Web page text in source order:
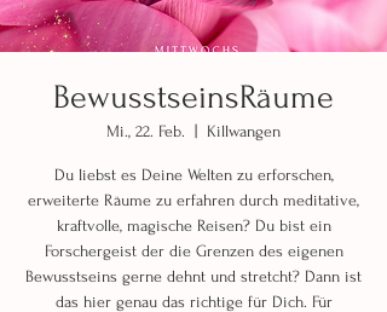
BewusstseinsRäume
Mi., 22. Feb. Killwangen
Du liebst es Deine Welten zu erforschen,
erweiterte Räume zu erfahren durch meditative,
kraftvolle, magische Reisen? Du bist ein
Forschergeist der die Grenzen des eigenen
Bewusstseins gerne dehnt und stretcht? Dann ist
das hier genau das richtige für Dich. Für